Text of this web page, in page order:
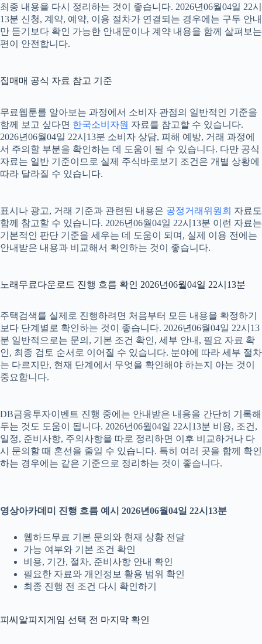
최종 내용을 다시 정리하는 것이 좋습니다. 2026년06월04일 22시
13분 신청, 계약, 예약, 이용 절차가 연결되는 경우에는 구두 안내
만 듣기보다 확인 가능한 안내문이나 계약 내용을 함께 살펴보는
편이 안전합니다.
집매매 공식 자료 참고 기준
무료웹툰를 알아보는 과정에서 소비자 관점의 일반적인 기준을
함께 보고 싶다면 한국소비자원 자료를 참고할 수 있습니다.
2026년06월04일 22시13분 소비자 상담, 피해 예방, 거래 과정에
서 주의할 부분을 확인하는 데 도움이 될 수 있습니다. 다만 공식
자료는 일반 기준이므로 실제 주식바로보기 조건은 개별 상황에
따라 달라질 수 있습니다.
표시나 광고, 거래 기준과 관련된 내용은 공정거래위원회 자료도
함께 참고할 수 있습니다. 2026년06월04일 22시13분 이런 자료는
기본적인 판단 기준을 세우는 데 도움이 되며, 실제 이용 전에는
안내받은 내용과 비교해서 확인하는 것이 좋습니다.
노래무료다운로드 진행 흐름 확인 2026년06월04일 22시13분
주택검색를 실제로 진행하려면 처음부터 모든 내용을 확정하기
보다 단계별로 확인하는 것이 좋습니다. 2026년06월04일 22시13
분 일반적으로는 문의, 기본 조건 확인, 세부 안내, 필요 자료 확
인, 최종 검토 순서로 이어질 수 있습니다. 분야에 따라 세부 절차
는 다르지만, 현재 단계에서 무엇을 확인해야 하는지 아는 것이
중요합니다.
DB금융투자이벤트 진행 중에는 안내받은 내용을 간단히 기록해
두는 것도 도움이 됩니다. 2026년06월04일 22시13분 비용, 조건,
일정, 준비사항, 주의사항을 따로 정리하면 이후 비교하거나 다
시 문의할 때 혼선을 줄일 수 있습니다. 특히 여러 곳을 함께 확인
하는 경우에는 같은 기준으로 정리하는 것이 좋습니다.
영상아카데미 진행 흐름 예시 2026년06월04일 22시13분
웹하드무료 기본 문의와 현재 상황 전달
가능 여부와 기본 조건 확인
비용, 기간, 절차, 준비사항 안내 확인
필요한 자료와 개인정보 활용 범위 확인
최종 진행 전 조건 다시 확인하기
피씨알피지게임 선택 전 마지막 확인